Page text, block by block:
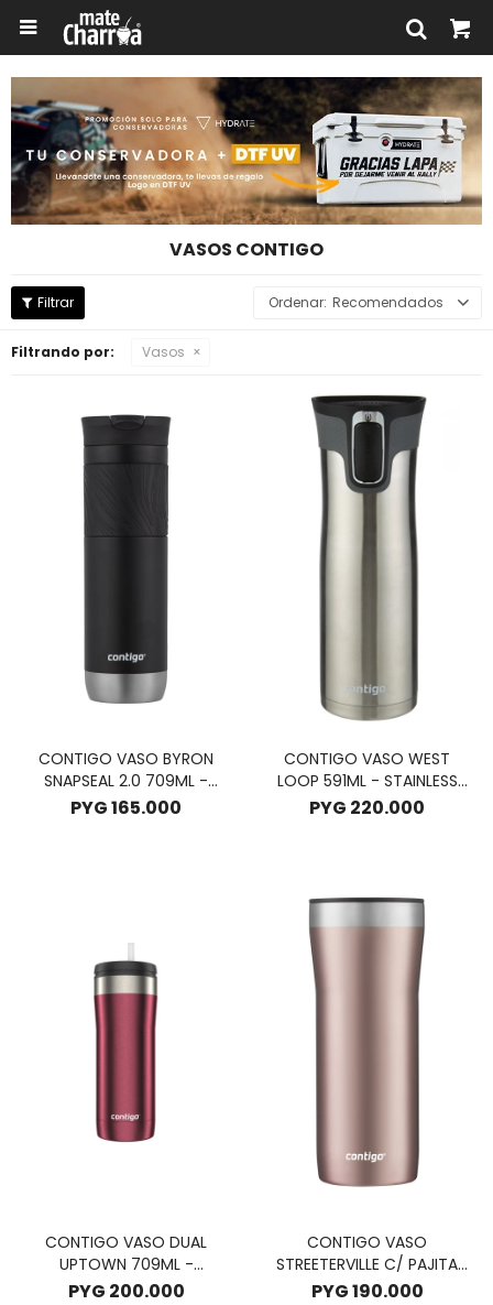

VASOS CONTIGO
Recomendados
Filtrando por: Vasos
CONTIGO VASO BYRON
SNAPSEAL 2.0 709ML -
LICORICE
PYG165.000
CONTIGO VASO WEST
LOOP 591ML - STAINLESS
STELL
PYG 220.000
CONTIGO VASO DUAL
UPTOWN 709ML -
CHOCOLATE TRUFFLE
PYG 200.000
CONTIGO VASO
STREETERVILLE C/ PAJITA
946ML - PINEBERRY
PYG190.000